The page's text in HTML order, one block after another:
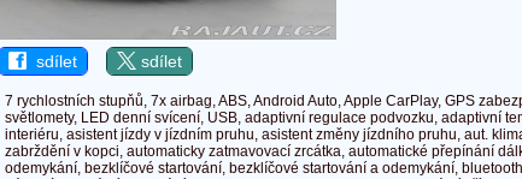
sdílet sdílet
7 rychlostních stupňů, 7x airbag, ABS, Android Auto, Apple CarPlay, GPS
světlomety, LED denní svícení, USB, adaptivní regulace podvozku, adaptivní
interiéru, asistent jízdy v jízdním pruhu, asistent změny jízdního pruhu, aut.
zabrždění v kopci, automaticky zatmavovací zrcátka, automatické přepínání
odemykání, bezklíčové startování, bezklíčové startování a odemykání,